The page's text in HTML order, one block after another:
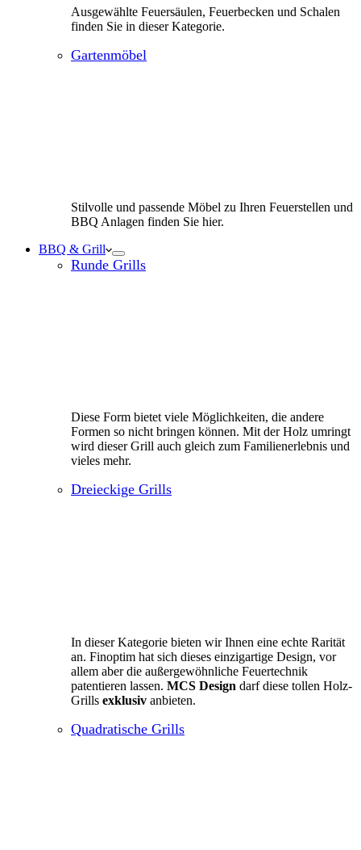
Ausgewählte Feuersäulen, Feuerbecken und Schalen
finden Sie in dieser Kategorie.
Gartenmöbel
Stilvolle und passende Möbel zu Ihren Feuerstellen und
BBQ Anlagen finden Sie hier.
BBQ & Grill
Runde Grills
Diese Form bietet viele Möglichkeiten, die andere
Formen so nicht bringen können. Mit der Holz umringt
wird dieser Grill auch gleich zum Familienerlebnis und
vieles mehr.
Dreieckige Grills
In dieser Kategorie bieten wir Ihnen eine echte Rarität
an. Finoptim hat sich dieses einzigartige Design, vor
allem aber die außergewöhnliche Feuertechnik
patentieren lassen. MCS Design darf diese tollen Holz-
Grills exklusiv anbieten.
Quadratische Grills